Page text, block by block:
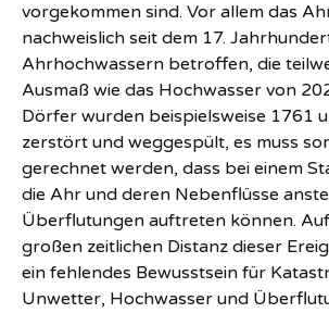
vorgekommen sind. Vor allem das
nachweislich seit dem 17.
Ahrhochwassern betroffen, die
Ausmaß wie das Hochwasser von
Dörfer wurden beispielsweise 1761
zerstört und weggespült, es muss
gerechnet werden, dass bei einem
die Ahr und deren Nebenflüsse
Überflutungen auftreten können.
großen zeitlichen Distanz dieser
ein fehlendes Bewusstsein für
Unwetter, Hochwasser und